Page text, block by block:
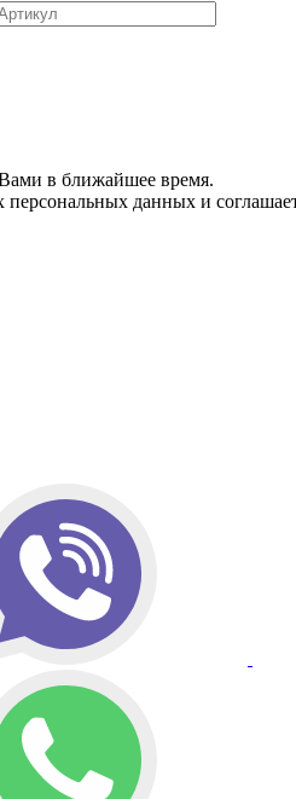
в ближайшее время.
данных и